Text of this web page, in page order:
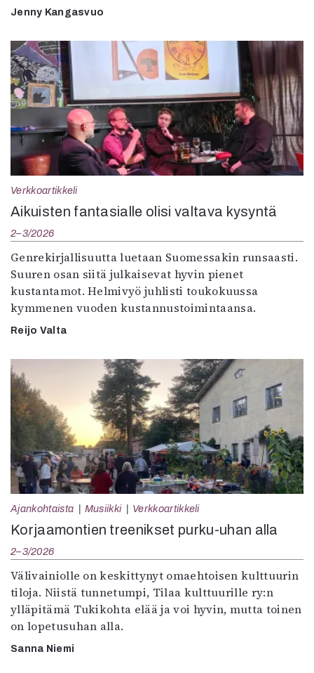
Jenny Kangasvuo
Verkkoartikkeli
Aikuisten fantasialle olisi valtava kysyntä
2–3/2026
Genrekirjallisuutta luetaan Suomessakin runsaasti.
Suuren osan siitä julkaisevat hyvin pienet
kustantamot. Helmivyö juhlisti toukokuussa
kymmenen vuoden kustannustoimintaansa.
Reijo Valta
Ajankohtaista Musiikki Verkkoartikkeli
Korjaamontien treenikset purku-uhan alla
2–3/2026
Välivainiolle on keskittynyt omaehtoisen kulttuurin
tiloja. Niistä tunnetumpi, Tilaa kulttuurille ry:n
ylläpitämä Tukikohta elää ja voi hyvin, mutta toinen
on lopetusuhan alla.
Sanna Niemi